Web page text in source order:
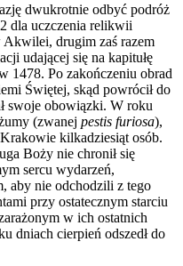
dwukrotnie odbyć podróż
dla uczczenia relikwii
Akwilei, drugim zaś razem
udającej się na kapitułę
1478. Po zakończeniu obrad
Świętej, skąd powrócił do
swoje obowiązki. W roku
(zwanej pestis furiosa),
kilkadziesiąt osób.
Boży nie chronił się
sercu wydarzeń,
aby nie odchodzili z tego
przy ostatecznym starciu
w ich ostatnich
dniach cierpień odszedł do